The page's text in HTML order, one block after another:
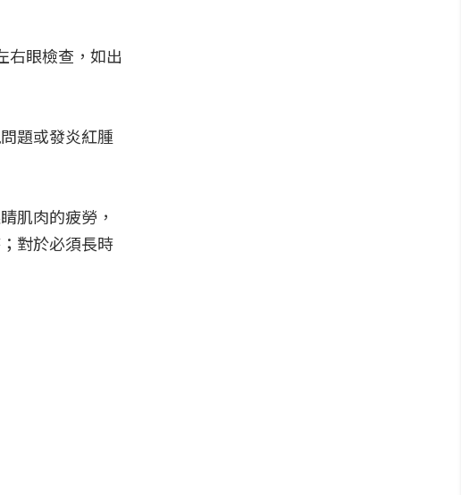
右眼檢查，如出
題或發炎紅腫
肌肉的疲勞，
對於必須長時